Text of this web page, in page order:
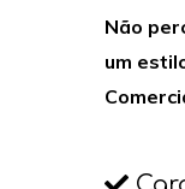
Não
um